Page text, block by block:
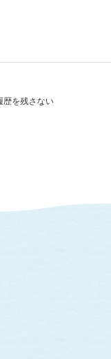
歴を残さない